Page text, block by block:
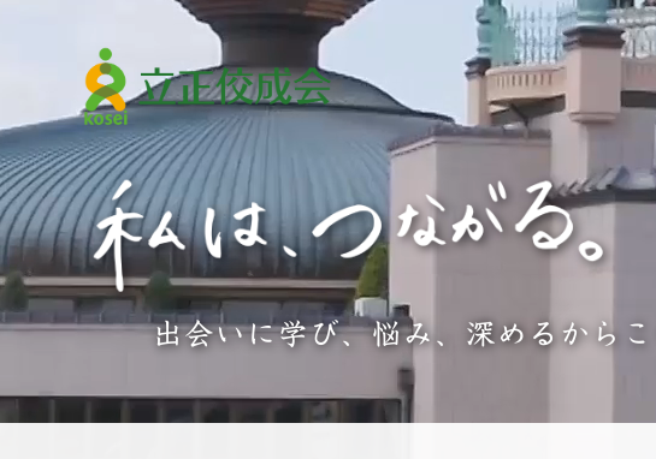
出会いに学び、悩み、 深めるからこ